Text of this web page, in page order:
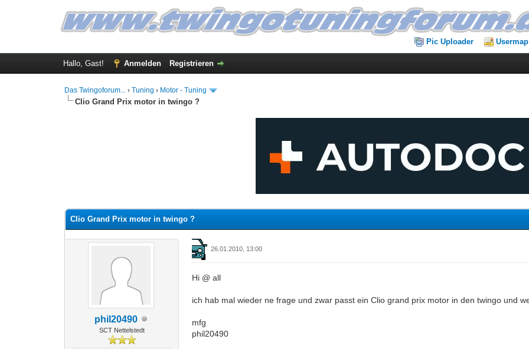
Pic Uploader Usermap
Hallo, Gast! Anmelden Registrieren
Das Twingoforum... ›Tuning › Motor - Tuning
Clio Grand Prix motor in twingo ?
Clio Grand Prix motor in twingo ?
phil20490
SCT Nettelstedt
26.01.2010, 13:00
Hi @ all
ich hab mal wieder ne frage und zwar passt ein Clio grand prix motor in den twingo und
mfg
phil20490